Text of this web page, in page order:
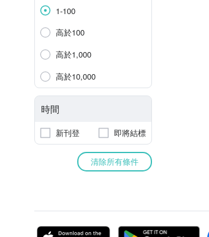
1-100
高於100
高於1,000
高於10,000
時間
新刊登 即將結標
清除所有條件